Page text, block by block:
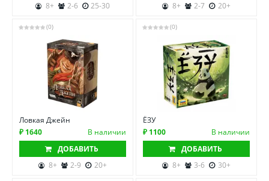
8+
2-6 25-30
8+
2-7 20+
(0)
Ловкая Джейн
₽ 1640
В наличии
ДОБАВИТЬ
8+
2-9 20+
(0)
ЁЗУ
₽ 1100
В наличии
ДОБАВИТЬ
8+
3-6 30+